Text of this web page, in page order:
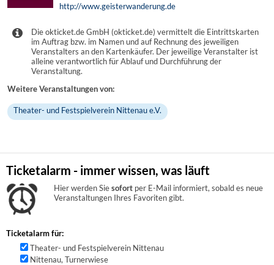
http://www.geisterwanderung.de
Die okticket.de GmbH (okticket.de) vermittelt die Eintrittskarten
im Auftrag bzw. im Namen und auf Rechnung des jeweiligen
Veranstalters an den Kartenkäufer. Der jeweilige Veranstalter ist
alleine verantwortlich für Ablauf und Durchführung der
Veranstaltung.
Weitere Veranstaltungen von:
Theater- und Festspielverein Nittenau e.V.
Ticketalarm - immer wissen, was läuft
Hier werden Siesofort per E-Mail informiert, sobald es neue
Veranstaltungen Ihres Favoriten gibt.
Ticketalarm für:
Theater- und Festspielverein Nittenau
Nittenau, Turnerwiese